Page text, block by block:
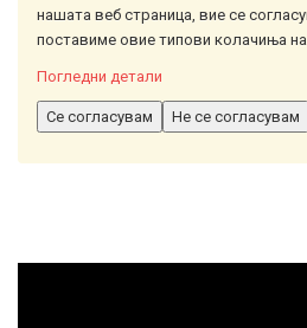
нашата веб страница, вие се
поставиме овие типови колачиња
Погледни детали
Се согласувам Не се согласувам